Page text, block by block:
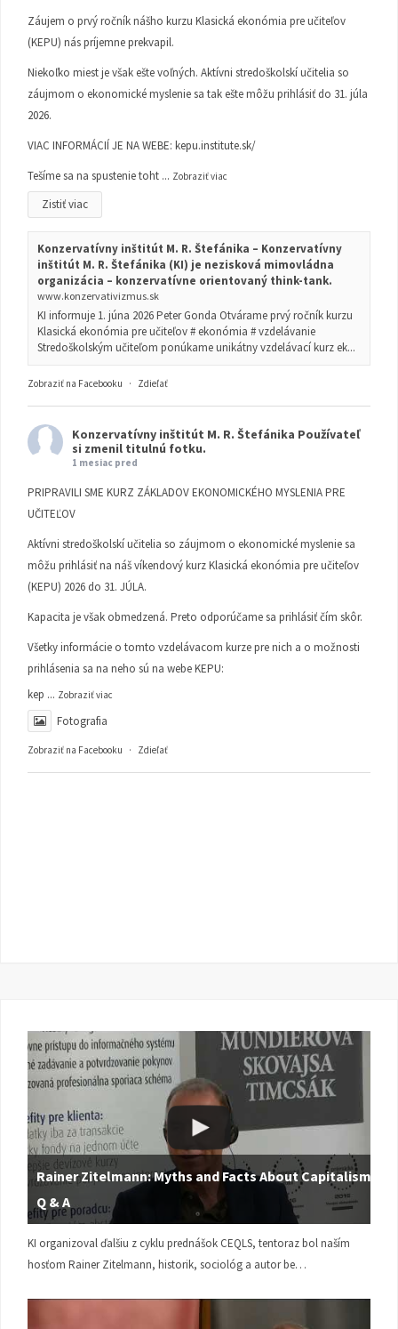
Záujem o prvý ročník nášho kurzu Klasická ekonómia pre učiteľov
(KEPU) nás príjemne prekvapil.
Niekoľko miest je však ešte voľných. Aktívni stredoškolskí učitelia so
záujmom o ekonomické myslenie sa tak ešte môžu prihlásiť do 31. júla
2026.
VIAC INFORMÁCIÍ JE NA WEBE: kepu.institute.sk/
Tešíme sa na spustenie toht ... Zobraziť viac
Zistiť viac
Konzervatívny inštitút M. R. Štefánika – Konzervatívny
inštitút M. R. Štefánika (KI) je nezisková mimovládna
organizácia – konzervatívne orientovaný think-tank.
www.konzervativizmus.sk
KI informuje 1. júna 2026 Peter Gonda Otvárame prvý ročník kurzu
Klasická ekonómia pre učiteľov # ekonómia # vzdelávanie
Stredoškolským učiteľom ponúkame unikátny vzdelávací kurz ek...
Zobraziť na Facebooku · Zdieľať
Konzervatívny inštitút M. R. Štefánika Používateľ
si zmenil titulnú fotku.
1 mesiac pred
PRIPRAVILI SME KURZ ZÁKLADOV EKONOMICKÉHO MYSLENIA PRE
UČITEĽOV
Aktívni stredoškolskí učitelia so záujmom o ekonomické myslenie sa
môžu prihlásiť na náš víkendový kurz Klasická ekonómia pre učiteľov
(KEPU) 2026 do 31. JÚLA.
Kapacita je však obmedzená. Preto odporúčame sa prihlásiť čím skôr.
Všetky informácie o tomto vzdelávacom kurze pre nich a o možnosti
prihlásenia sa na neho sú na webe KEPU:
kep ... Zobraziť viac
Fotografia
Zobraziť na Facebooku · Zdieľať
Rainer Zitelmann: Myths and Facts About Capitalism |
Q & A
KI organizoval ďalšiu z cyklu prednášok CEQLS, tentoraz bol naším
hosťom Rainer Zitelmann, historik, sociológ a autor be…